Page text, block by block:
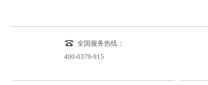
全国服务热线：
400-0379-915